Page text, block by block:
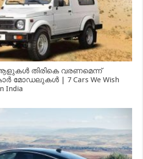
ആളുകൾ തിരികെ വരണമെന്ന്
മോഡലുകൾ | 7 Cars We Wish
India